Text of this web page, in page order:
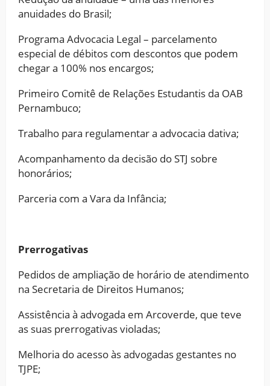
anuidades do Brasil;
Programa Advocacia Legal – parcelamento
especial de débitos com descontos que podem
chegar a 100% nos encargos;
Primeiro Comitê de Relações Estudantis da OAB
Pernambuco;
Trabalho para regulamentar a advocacia dativa;
Acompanhamento da decisão do STJ sobre
honorários;
Parceria com a Vara da Infância;
Prerrogativas
Pedidos de ampliação de horário de atendimento
na Secretaria de Direitos Humanos;
Assistência à advogada em Arcoverde, que teve
as suas prerrogativas violadas;
Melhoria do acesso às advogadas gestantes no
TJPE;